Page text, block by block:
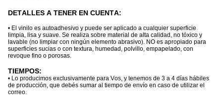
DETALLES A TENER EN CUENTA:
• El vinilo es autoadhesivo y puede ser aplicado a cualquier superficie
limpia, lisa y suave. Se realiza sobre material de alta calidad, no tóxico y
lavable (no limpiar con ningún elemento abrasivo). NO es apropiado para
superficies sucias o con textura, humedad, polvillo, empapelado, con
revoque fino o porosas.
TIEMPOS:
• Lo producimos exclusivamente para Vos, y tenemos de 3 a 4 días hábiles
de producción, que debés sumar al tiempo de envío en caso de utilizar el
correo.